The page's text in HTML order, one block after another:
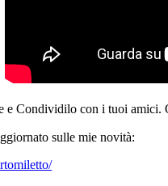
e Condividilo con i tuoi
sulle mie novità: